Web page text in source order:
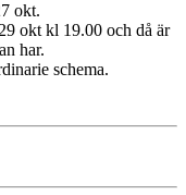
okt.
okt kl 19.00 och då är
har.
schema.